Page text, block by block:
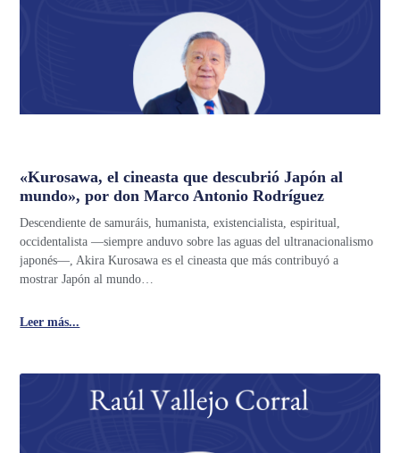
«Kurosawa, el cineasta que descubrió Japón al
mundo», por don Marco Antonio Rodríguez
Descendiente de samuráis, humanista, existencialista, espiritual,
occidentalista —siempre anduvo sobre las aguas del ultranacionalismo
japonés—, Akira Kurosawa es el cineasta que más contribuyó a
mostrar Japón al mundo…
Leer más...